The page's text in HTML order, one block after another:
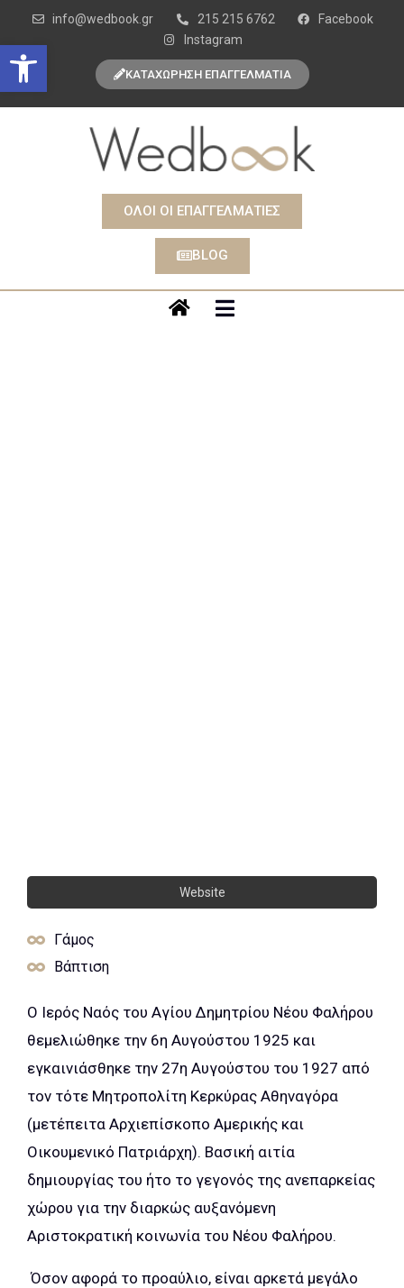
Open toolbar
info@wedbook.gr 215 215 6762
Facebook
Instagram
ΚΑΤΑΧΩΡΗΣΗ ΕΠΑΓΓΕΛΜΑΤΙΑ
ΟΛΟΙ ΟΙ ΕΠΑΓΓΕΛΜΑΤΙΕΣ
BLOG
Website
Γάμος
Βάπτιση
Ο Iερός Ναός του Αγίου Δημητρίου Νέου Φαλήρου
θεμελιώθηκε την 6η Αυγούστου 1925 και
εγκαινιάσθηκε την 27η Αυγούστου του 1927 από
τον τότε Μητροπολίτη Κερκύρας Αθηναγόρα
(μετέπειτα Αρχιεπίσκοπο Αμερικής και
Οικουμενικό Πατριάρχη). Βασική αιτία
δημιουργίας του ήτο το γεγονός της ανεπαρκείας
χώρου για την διαρκώς αυξανόμενη
Αριστοκρατική κοινωνία του Νέου Φαλήρου.
Όσον αφορά το προαύλιο, είναι αρκετά μεγάλο